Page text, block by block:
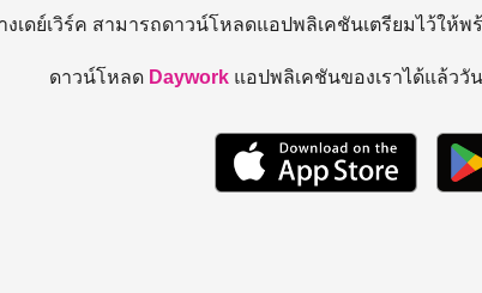
เดย์เวิร์ค สามารถดาวน์โหลดแอปพลิเคชันเตรียมไว้ให้พ
ดาวน์โหลด Daywork แอปพลิเคชันของเราได้แล้ววั